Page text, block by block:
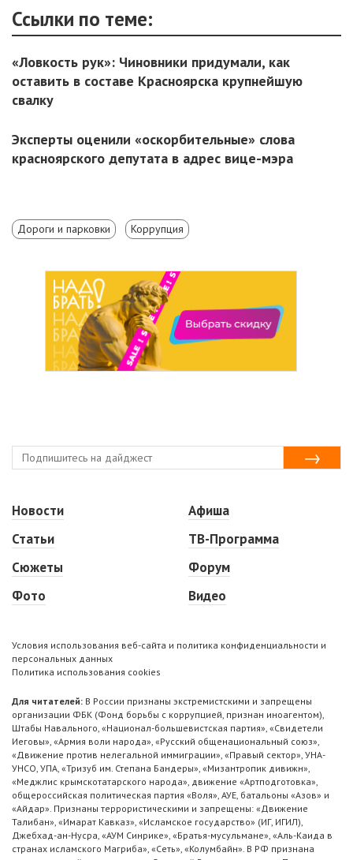
Ссылки по теме:
«Ловкость рук»: Чиновники придумали, как
оставить в составе Красноярска крупнейшую
свалку
Эксперты оценили «оскорбительные» слова
красноярского депутата в адрес вице-мэра
Дороги и парковки Коррупция
Новости
Статьи
Сюжеты
Фото
Афиша
ТВ-Программа
Форум
Видео
Условия использования веб-сайта и политика конфиденциальности и
персональных данных
Политика использования cookies
Для читателей: В России признаны экстремистскими и запрещены
организации ФБК (Фонд борьбы с коррупцией, признан иноагентом),
Штабы Навального, «Национал-большевистская партия», «Свидетели
Иеговы», «Армия воли народа», «Русский общенациональный союз»,
«Движение против нелегальной иммиграции», «Правый сектор», УНА-
УНСО, УПА, «Тризуб им. Степана Бандеры», «Мизантропик дивижн»,
«Меджлис крымскотатарского народа», движение «Артподготовка»,
общероссийская политическая партия «Воля», АУЕ, батальоны «Азов» и
«Айдар». Признаны террористическими и запрещены: «Движение
Талибан», «Имарат Кавказ», «Исламское государство» (ИГ, ИГИЛ),
Джебхад-ан-Нусра, «АУМ Синрике», «Братья-мусульмане», «Аль-Каида в
странах исламского Магриба», «Сеть», «Колумбайн». В РФ признана